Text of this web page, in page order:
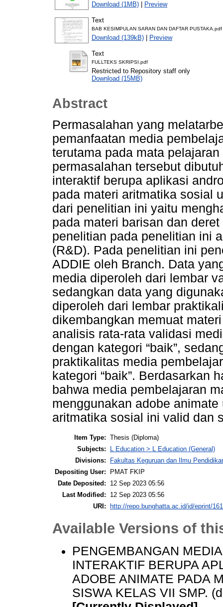
Download (1MB) Preview
Text
BAB KESIMPULAN SARAN DAN DAFTAR PUSTAKA.pdf
Download (139kB) Preview
Text
FULLTEKS SKRIPSI.pdf
Restricted to Repository staff only
Download (15MB)
Abstract
Permasalahan yang
pemanfaatan media
terutama pada mata
permasalahan tersebut
interaktif berupa aplikasi
pada materi aritmatika sosial
dari penelitian ini yaitu
pada materi barisan dan
penelitian pada penelitian ini
(R&D). Pada penelitian ini
ADDIE oleh Branch. Data
media diperoleh dari lembar
sedangkan data yang
diperoleh dari lembar
dikembangkan memuat
analisis rata-rata validasi
dengan kategori “baik”,
praktikalitas media
kategori “baik”. Berdasarkan
bahwa media pembelajaran
menggunakan adobe
aritmatika sosial ini valid dan
Item Type: Thesis (Diploma)
Subjects:
L Education > L Education (General)
Divisions:
Fakultas Keguruan dan Ilmu
Depositing User:
PMAT FKIP
Date Deposited:
12 Sep 2023 05:56
Last Modified:
12 Sep 2023 05:56
URI: http://repo.bunghatta.ac.id/id/eprint/
Available Versions of
PENGEMBANGAN
INTERAKTIF BERUPA
ADOBE ANIMATE PADA
SISWA KELAS VII SMP.